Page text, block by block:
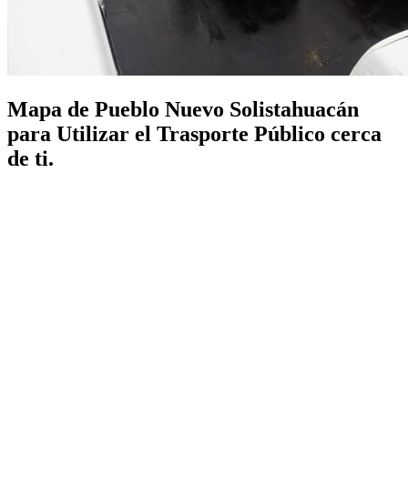
Mapa de Pueblo Nuevo Solistahuacán
para Utilizar el Trasporte Público cerca
de ti.